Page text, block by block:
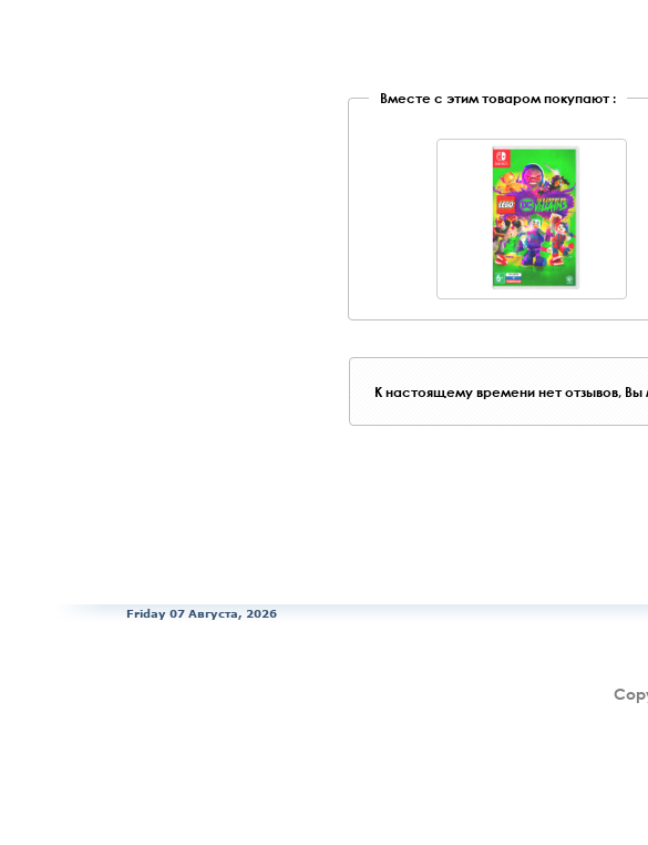
Вместе с этим товаром покупают :
К настоящему времени нет отзывов,
Friday 07 Августа, 2026